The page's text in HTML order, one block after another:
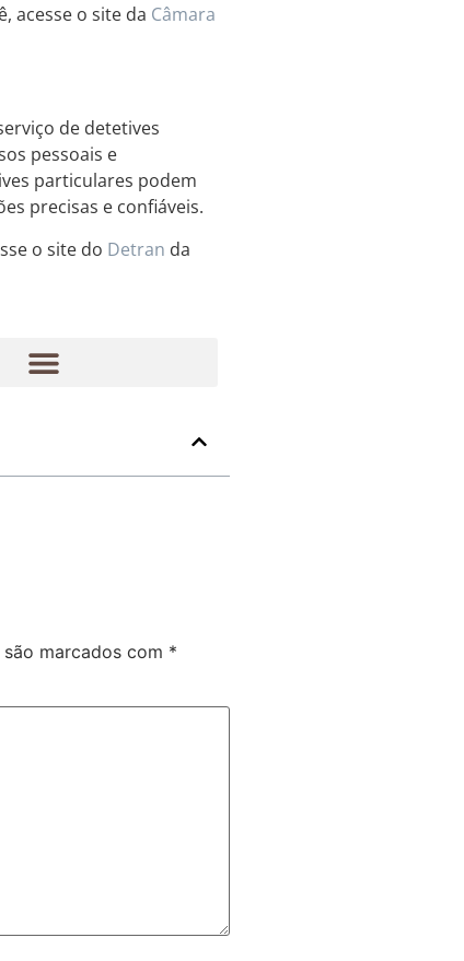
acesse o site da Câmara
de detetives
pessoais e
particulares podem
precisas e confiáveis.
o site do Detran da
marcados com *